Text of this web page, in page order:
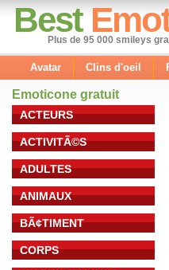
Best
Plus de 95 000 smileys
Avatar Clins d'oeil
Emoticone gratuit
ACTEURS
ACTIVITÃ©S
ADULTES
ANIMAUX
BÃ¢TIMENT
CORPS